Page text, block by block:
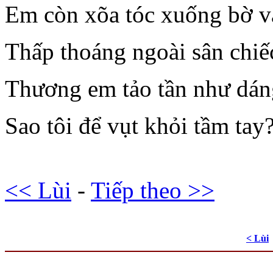
Em còn xõa tóc xuống bờ
Thấp thoáng ngoài sân
Thương em tảo tần như
Sao tôi để vụt khỏi tầm
<< Lùi - Tiếp theo >>
< Lùi